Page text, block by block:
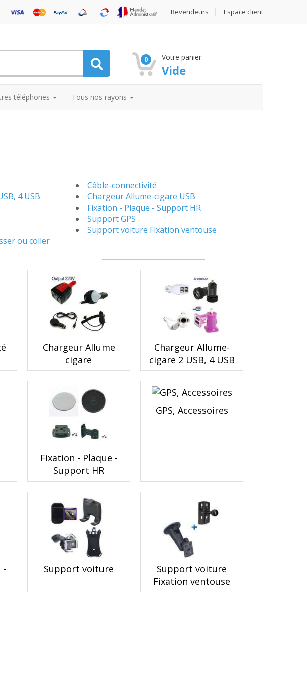
Revendeurs Espace client
0 Votre panier:
Vide
téléphones Tous nos rayons
Câble-connectivité
4 USB
Chargeur Allume-cigare USB
Fixation - Plaque - Support HR
Support GPS
Support voiture Fixation ventouse
ou coller
Chargeur Allume
cigare
Chargeur Allume-
cigare 2 USB, 4 USB
Fixation - Plaque -
Support HR
GPS, Accessoires
-
Support voiture
Support voiture
Fixation ventouse